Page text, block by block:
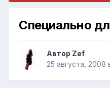
Специально
Автор Zef
25 августа, 2008